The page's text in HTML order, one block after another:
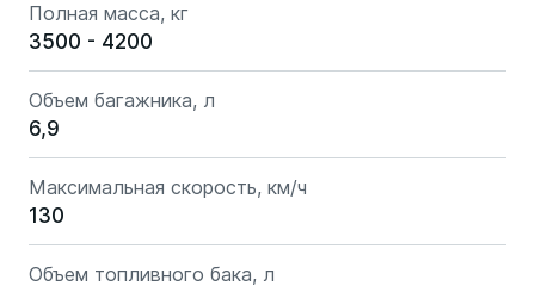
Полная масса, кг
3500 - 4200
Объем багажника, л
6,9
Максимальная скорость, км/ч
130
Объем топливного бака, л